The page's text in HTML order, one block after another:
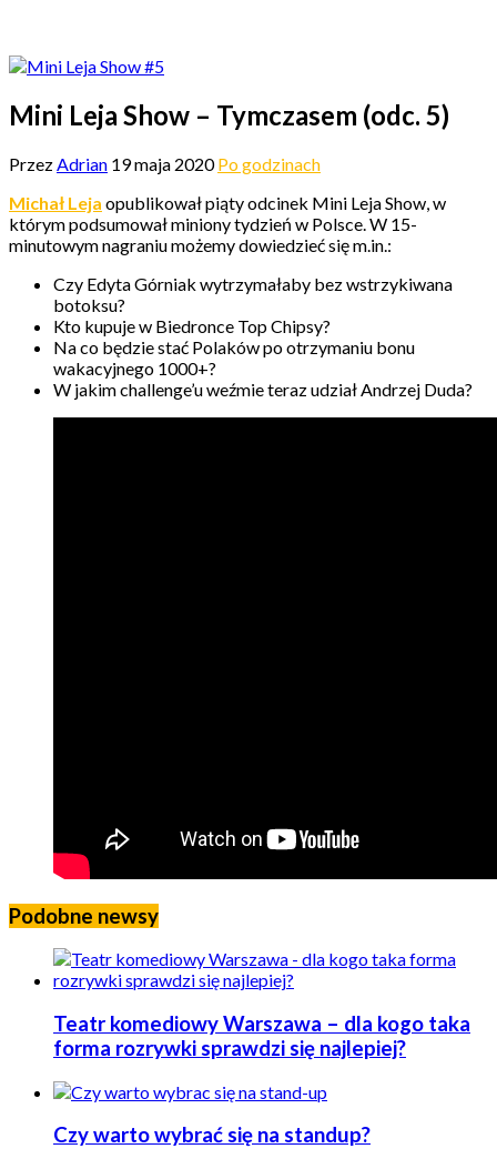
Mini Leja Show – Tymczasem (odc. 5)
PrzezAdrian 19 maja 2020 Po godzinach
Michał Leja opublikował piąty odcinek Mini Leja Show, w
którym podsumował miniony tydzień w Polsce. W 15-
minutowym nagraniu możemy dowiedzieć się m.in.:
Czy Edyta Górniak wytrzymałaby bez wstrzykiwana
botoksu?
Kto kupuje w Biedronce Top Chipsy?
Na co będzie stać Polaków po otrzymaniu bonu
wakacyjnego 1000+?
W jakim challenge’u weźmie teraz udział Andrzej Duda?
Podobne newsy
Teatr komediowy Warszawa – dla kogo taka
forma rozrywki sprawdzi się najlepiej?
Czy warto wybrać się na standup?